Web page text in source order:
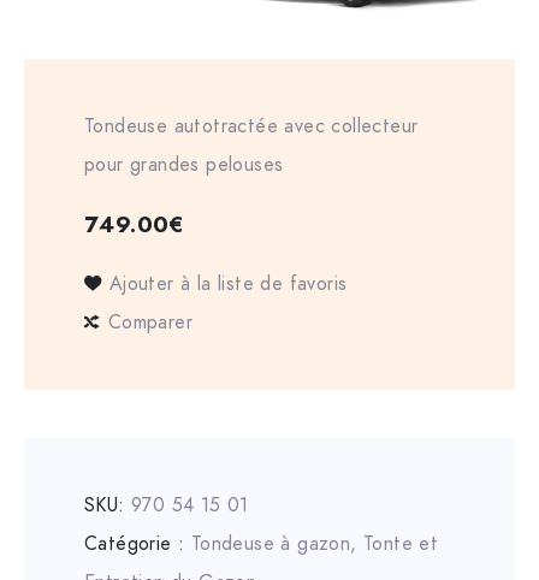
Tondeuse autotractée avec collecteur
pour grandes pelouses
749.00€
Ajouter à la liste de favoris
Comparer
SKU: 970 54 15 01
Catégorie : Tondeuse à gazon, Tonte et